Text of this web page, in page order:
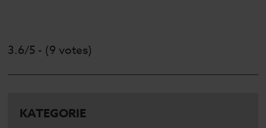
3.6/5 - (9 votes)
KATEGORIE